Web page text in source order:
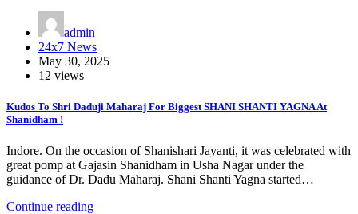
admin
24x7 News
May 30, 2025
12 views
Kudos To Shri Daduji Maharaj For Biggest SHANI SHANTI YAGNA At
Shanidham !
Indore. On the occasion of Shanishari Jayanti, it was celebrated with
great pomp at Gajasin Shanidham in Usha Nagar under the
guidance of Dr. Dadu Maharaj. Shani Shanti Yagna started…
Continue reading